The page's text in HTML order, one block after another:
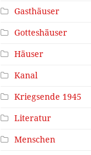
Gasthäuser
Gotteshäuser
Häuser
Kanal
Kriegsende 1945
Literatur
Menschen